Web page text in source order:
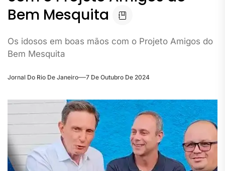
Bem Mesquita
Os idosos em boas mãos com o Projeto Amigos do
Bem Mesquita
Jornal Do Rio De Janeiro 7 De Outubro De 2024